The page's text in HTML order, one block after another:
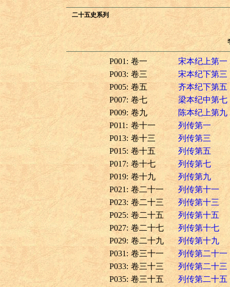
二十五史系列
P001: 卷一
宋本纪上第一
P003: 卷三
宋本纪下第三
P005: 卷五
齐本纪下第五
P007: 卷七
梁本纪中第七
P009: 卷九
陈本纪上第九
P011: 卷十一
列传第一
P013: 卷十三
列传第三
P015: 卷十五
列传第五
P017: 卷十七
列传第七
P019: 卷十九
列传第九
P021: 卷二十一
列传第十一
P023: 卷二十三
列传第十三
P025: 卷二十五
列传第十五
P027: 卷二十七
列传第十七
P029: 卷二十九
列传第十九
P031: 卷三十一
列传第二十一
P033: 卷三十三
列传第二十三
P035: 卷三十五
列传第二十五